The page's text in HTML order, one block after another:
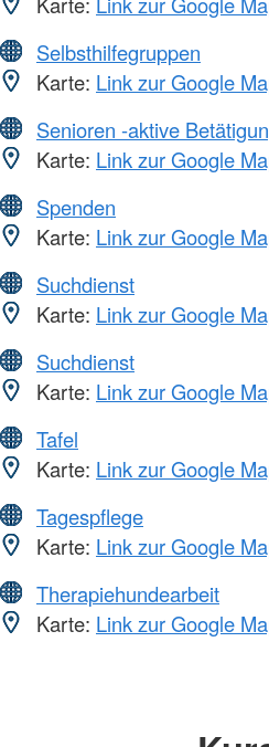
Selbsthilfegruppen
Karte: Link zur Google
Senioren -aktive
Karte: Link zur Google
Spenden
Karte: Link zur Google
Suchdienst
Karte: Link zur Google
Suchdienst
Karte: Link zur Google
Tafel
Karte: Link zur Google
Tagespflege
Karte: Link zur Google
Therapiehundearbeit
Karte: Link zur Google